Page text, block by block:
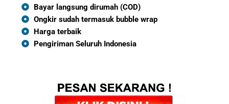
Bayar langsung dirumah (COD)
Ongkir sudah termasuk bubble wrap
Harga terbaik
Pengiriman Seluruh Indonesia